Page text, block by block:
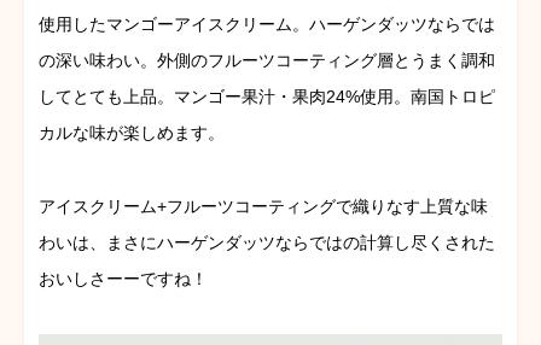
使用したマンゴーアイスクリーム。ハーゲンダッツならでは
の深い味わい。外側のフルーツコーティング層とうまく調和
してとても上品。マンゴー果汁・果肉24%使用。南国トロピ
カルな味が楽しめます。
アイスクリーム+フルーツコーティングで織りなす上質な味
わいは、まさにハーゲンダッツならではの計算し尽くされた
おいしさーーですね！